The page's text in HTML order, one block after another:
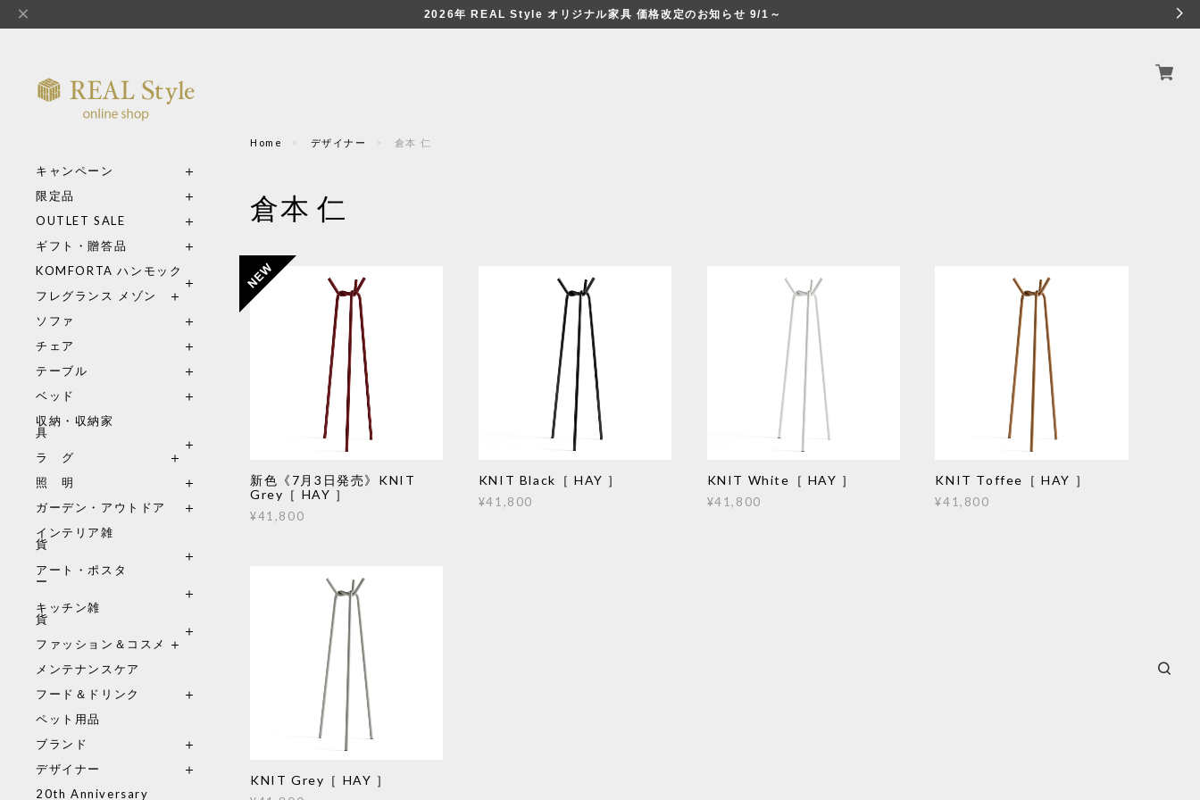
2026年 REAL Style オリジナル家具 価格改定のお知らせ 9/1～
キャンペーン
限定品
OUTLET SALE
ギフト・贈答品
KOMFORTA ハンモック
フレグランス メゾン
ソファ
チェア
テーブル
ベッド
収納・収納家
具
ラ グ
照 明
ガーデン・アウトドア
インテリア雑
貨
アート・ポスタ
ー
キッチン雑
貨
ファッション＆コスメ
メンテナンスケア
フード＆ドリンク
ペット用品
ブランド
デザイナー
20th Anniversary
Home デザイナー 倉本 仁
倉本 仁
新色《7月3日発売》KNIT
Grey［ HAY ］
¥41,800
KNIT Black［ HAY ］
¥41,800
KNIT White［ HAY ］
¥41,800
KNIT Toffee［ HAY ］
¥41,800
KNIT Grey［ HAY ］